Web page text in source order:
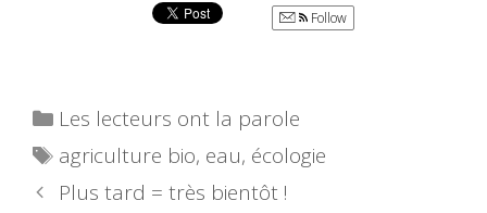
Follow
Catégories
Les lecteurs ont la parole
Étiquettes
agriculture bio, eau, écologie
Plus tard = très bientôt !